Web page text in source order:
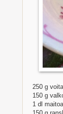
250 g voita
150 g
1 dl maitoa